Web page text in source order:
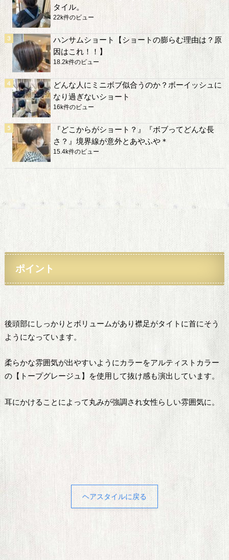
タイル。
22k件のビュー
ハンサムショート【ショートの膨らむ理由は？原
因はこれ！！】
18.2k件のビュー
どんな人にミニボブ似合うのか？ボーイッシュに
なり過ぎないショート
16k件のビュー
『どこからがショート？』『ボブってどんな長
さ？』境界線が意外とあやふや＊
15.4k件のビュー
ポイント
後頭部にしっかりとボリュームがあり襟足がタイトに首にそう
ようになっています。
柔らかな雰囲気が出やすいようにカラーをアルティストカラー
の【トープグレージュ】を使用して抜け感も演出しています。
耳にかけることによって丸みが強調され女性らしい雰囲気に。
ヘアスタイルに戻る